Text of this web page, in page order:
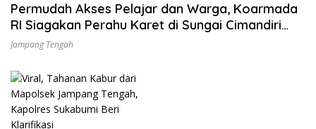
Permudah Akses Pelajar dan Warga, Koarmada
RI Siagakan Perahu Karet di Sungai Cimandiri
Sukabumi
Jampang Tengah